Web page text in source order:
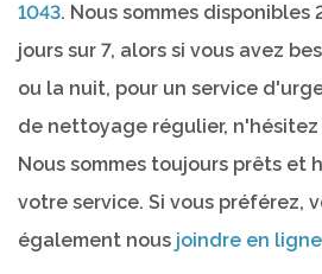
1043. Nous sommes disponibles
jours sur 7, alors si vous avez
ou la nuit, pour un service
de nettoyage régulier, n'hésitez
Nous sommes toujours prêts et
votre service. Si vous préférez,
également nous joindre en ligne